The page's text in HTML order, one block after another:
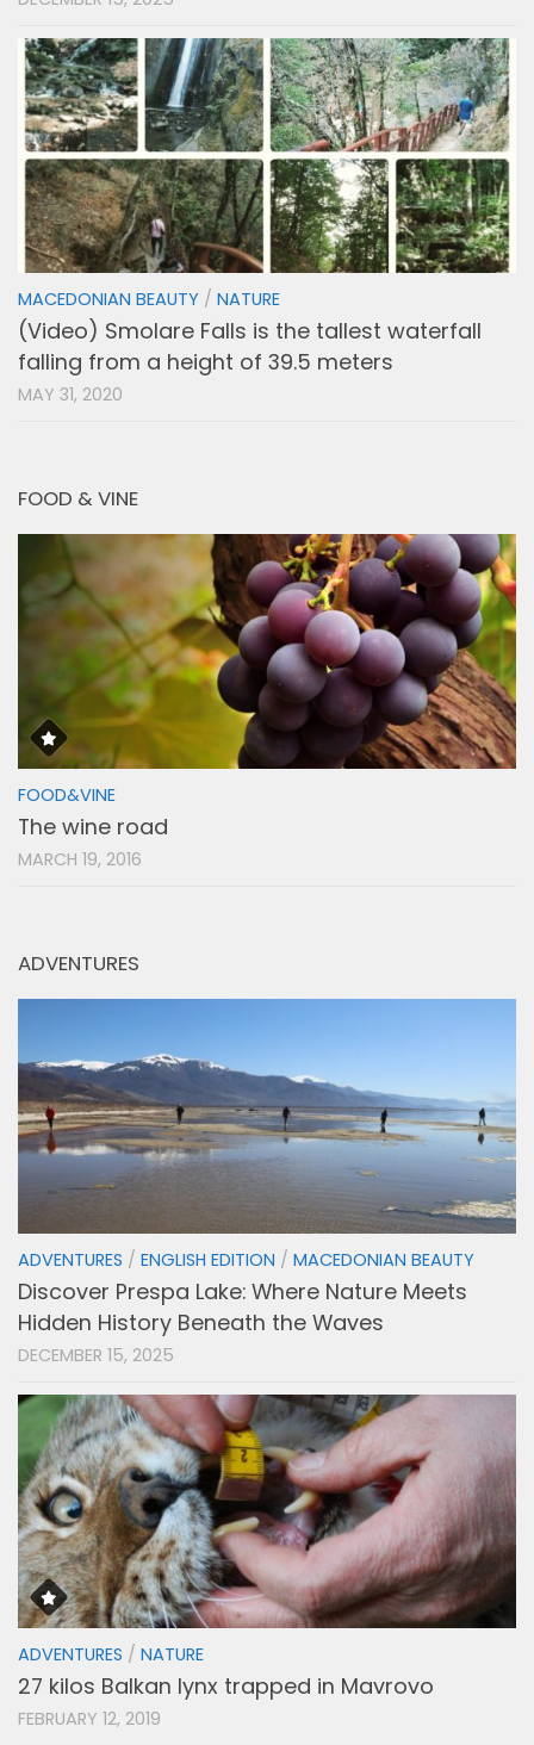
MACEDONIAN BEAUTY / NATURE
(Video) Smolare Falls is the tallest waterfall
falling from a height of 39.5 meters
MAY 31, 2020
FOOD & VINE
FOOD&VINE
The wine road
MARCH 19, 2016
ADVENTURES
ADVENTURES / ENGLISH EDITION / MACEDONIAN BEAUTY
Discover Prespa Lake: Where Nature Meets
Hidden History Beneath the Waves
DECEMBER 15, 2025
ADVENTURES / NATURE
27 kilos Balkan lynx trapped in Mavrovo
FEBRUARY 12, 2019